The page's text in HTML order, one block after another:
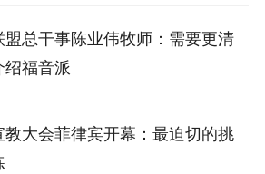
总干事陈业伟牧师：需要更清
绍福音派
教大会菲律宾开幕：最迫切的挑